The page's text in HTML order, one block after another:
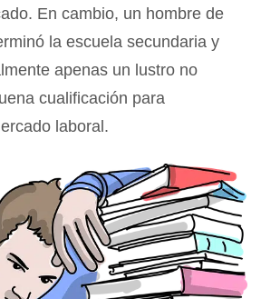
En cambio, un hombre de
la escuela secundaria y
apenas un lustro no
cualificación para
laboral.